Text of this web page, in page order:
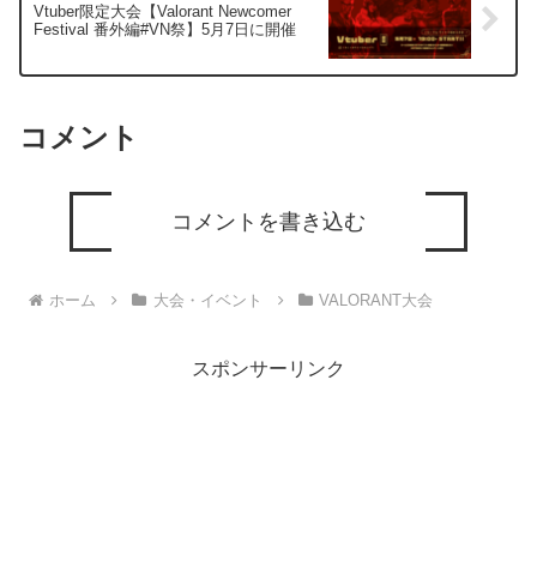
Vtuber限定大会【Valorant Newcomer
Festival 番外編#VN祭】5月7日に開催
コメント
コメントを書き込む
ホーム 大会・イベント VALORANT大会
スポンサーリンク